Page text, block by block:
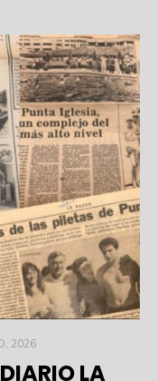
2026
LA